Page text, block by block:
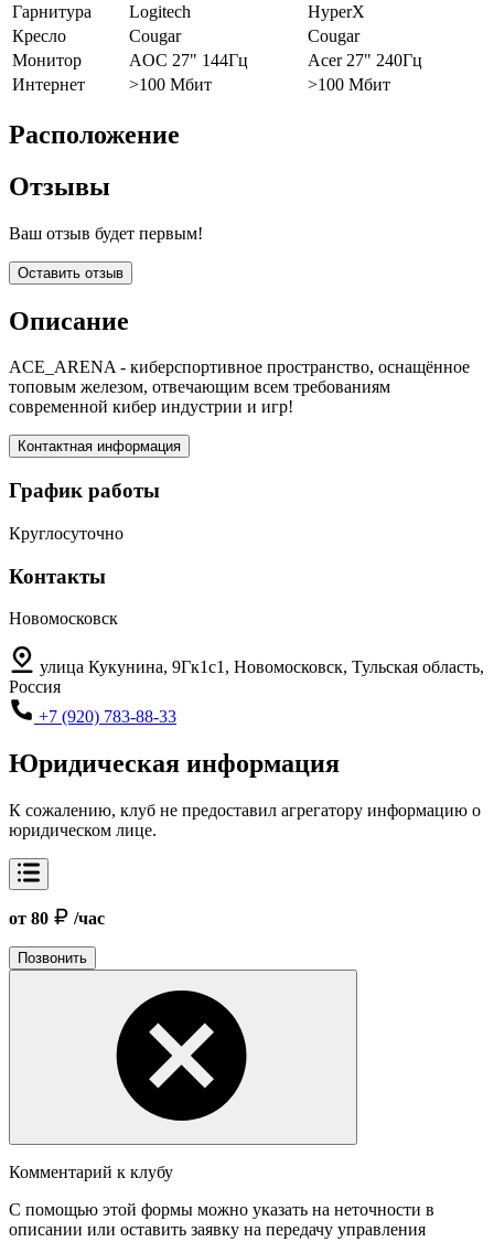
Гарнитура
Logitech
HyperX
Кресло
Cougar
Cougar
Монитор
AOC 27" 144Гц
Acer 27" 240Гц
Интернет
>100 Мбит >100 Мбит
Расположение
Отзывы
Ваш отзыв будет первым!
Оставить отзыв
Описание
ACE_ARENA - киберспортивное пространство, оснащённое
топовым железом, отвечающим всем требованиям
современной кибер индустрии и игр!
Контактная информация
График работы
Круглосуточно
Контакты
Новомосковск
улица Кукунина, 9Гк1с1, Новомосковск, Тульская область,
Россия
+7 (920) 783-88-33
Юридическая информация
К сожалению, клуб не предоставил агрегатору информацию о
юридическом лице.
от 80 /час
Позвонить
Комментарий к клубу
С помощью этой формы можно указать на неточности в
описании или оставить заявку на передачу управления